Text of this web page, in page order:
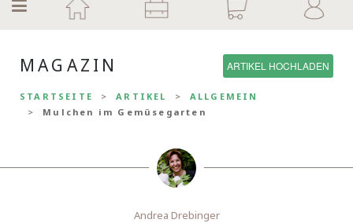
MAGAZIN ARTIKEL HOCHLADEN
STARTSEITE ARTIKEL
ALLGEMEIN
Mulchen im Gemüsegarten
Andrea Drebinger